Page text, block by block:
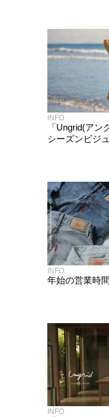
INFO
「Ungrid(ア
シーズンビジ
INFO
年始の営業時
INFO